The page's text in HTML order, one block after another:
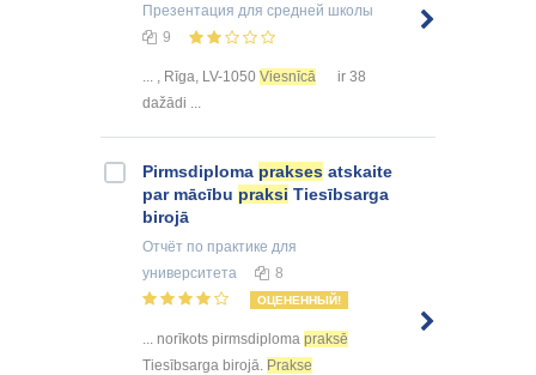
Презентация для средней школы
9
... , Rīga, LV-1050 Viesnīcā
ir 38
dažādi ...
Pirmsdiploma prakses atskaite
par mācību praksi Tiesībsarga
birojā
Отчёт по практике для
университета
8
ОЦЕНЕННЫЙ!
... norīkots pirmsdiploma praksē
Tiesībsarga birojā. Prakse